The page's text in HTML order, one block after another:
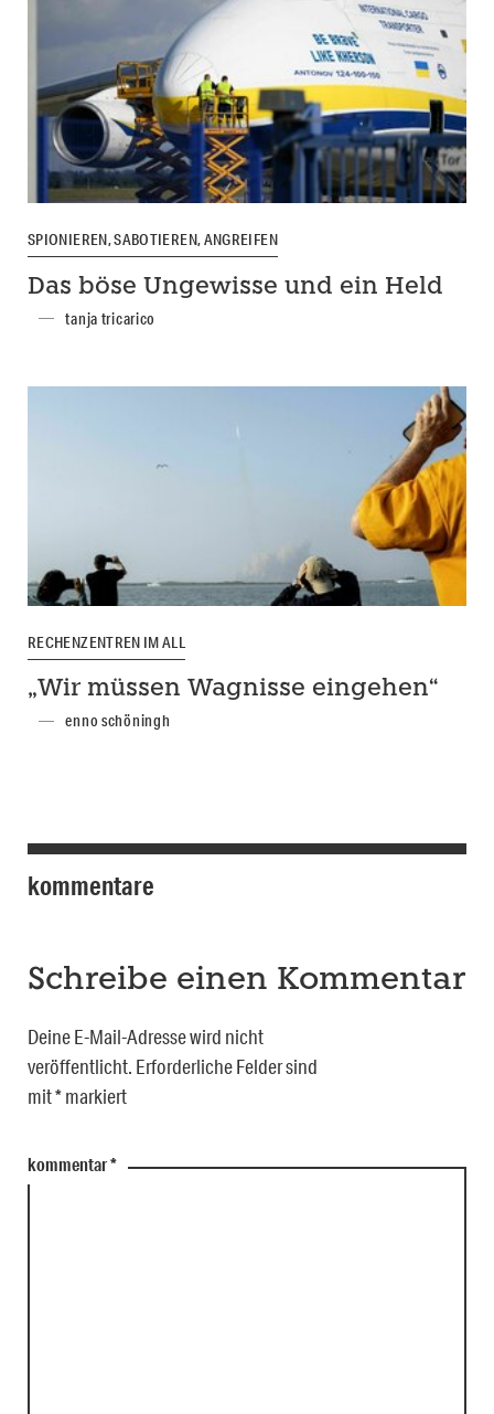
SPIONIEREN, SABOTIEREN, ANGREIFEN
Das böse Ungewisse und ein Held
tanja tricarico
RECHENZENTREN IM ALL
„Wir müssen Wagnisse eingehen“
enno schöningh
kommentare
Schreibe einen Kommentar
Deine E-Mail-Adresse wird nicht
veröffentlicht. Erforderliche Felder sind
mit*markiert
kommentar*